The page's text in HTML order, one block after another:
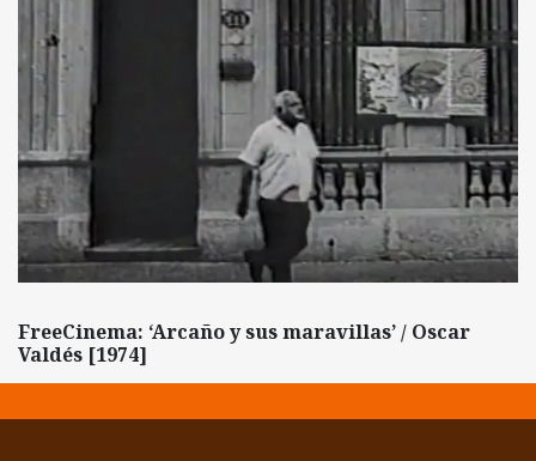
FreeCinema: ‘Arcaño y sus maravillas’ / Oscar
Valdés [1974]